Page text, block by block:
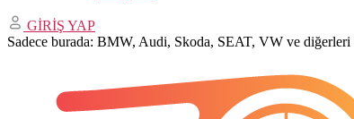
GİRİŞ YAP
Sadece burada: BMW, Audi, Skoda, SEAT, VW ve